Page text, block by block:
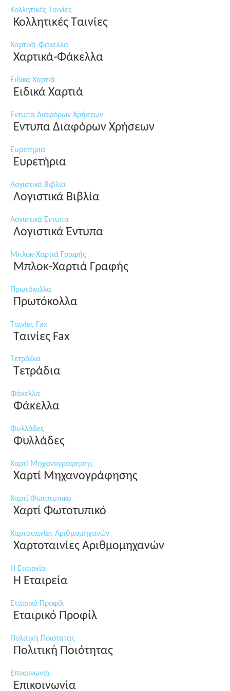
Κολλητικές Ταινίες
Κολλητικές Ταινίες
Χαρτικά-Φάκελλα
Χαρτικά-Φάκελλα
Ειδικά Χαρτιά
Ειδικά Χαρτιά
Εντυπα Διαφόρων Χρήσεων
Εντυπα Διαφόρων Χρήσεων
Ευρετήρια
Ευρετήρια
Λογιστικά Βιβλία
Λογιστικά Βιβλία
Λογιστικά Έντυπα
Λογιστικά Έντυπα
Μπλοκ-Χαρτιά Γραφής
Μπλοκ-Χαρτιά Γραφής
Πρωτόκολλα
Πρωτόκολλα
Ταινίες Fax
Ταινίες Fax
Τετράδια
Τετράδια
Φάκελλα
Φάκελλα
Φυλλάδες
Φυλλάδες
Χαρτί Μηχανογράφησης
Χαρτί Μηχανογράφησης
Χαρτί Φωτοτυπικό
Χαρτί Φωτοτυπικό
Χαρτοταινίες Αριθμομηχανών
Χαρτοταινίες Αριθμομηχανών
Η Εταιρεία
Η Εταιρεία
Εταιρικό Προφίλ
Εταιρικό Προφίλ
Πολιτική Ποιότητας
Πολιτική Ποιότητας
Επικοινωνία
Επικοινωνία